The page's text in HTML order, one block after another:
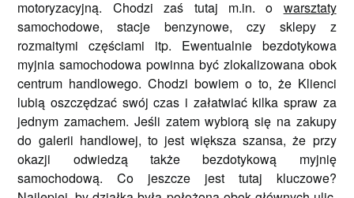
motoryzacyjną. Chodzi zaś tutaj m.in. o warsztaty
samochodowe, stacje benzynowe, czy sklepy z
rozmaitymi częściami itp. Ewentualnie bezdotykowa
myjnia samochodowa powinna być zlokalizowana obok
centrum handlowego. Chodzi bowiem o to, że Klienci
lubią oszczędzać swój czas i załatwiać kilka spraw za
jednym zamachem. Jeśli zatem wybiorą się na zakupy
do galerii handlowej, to jest większa szansa, że przy
okazji odwiedzą także bezdotykową myjnię
samochodową. Co jeszcze jest tutaj kluczowe?